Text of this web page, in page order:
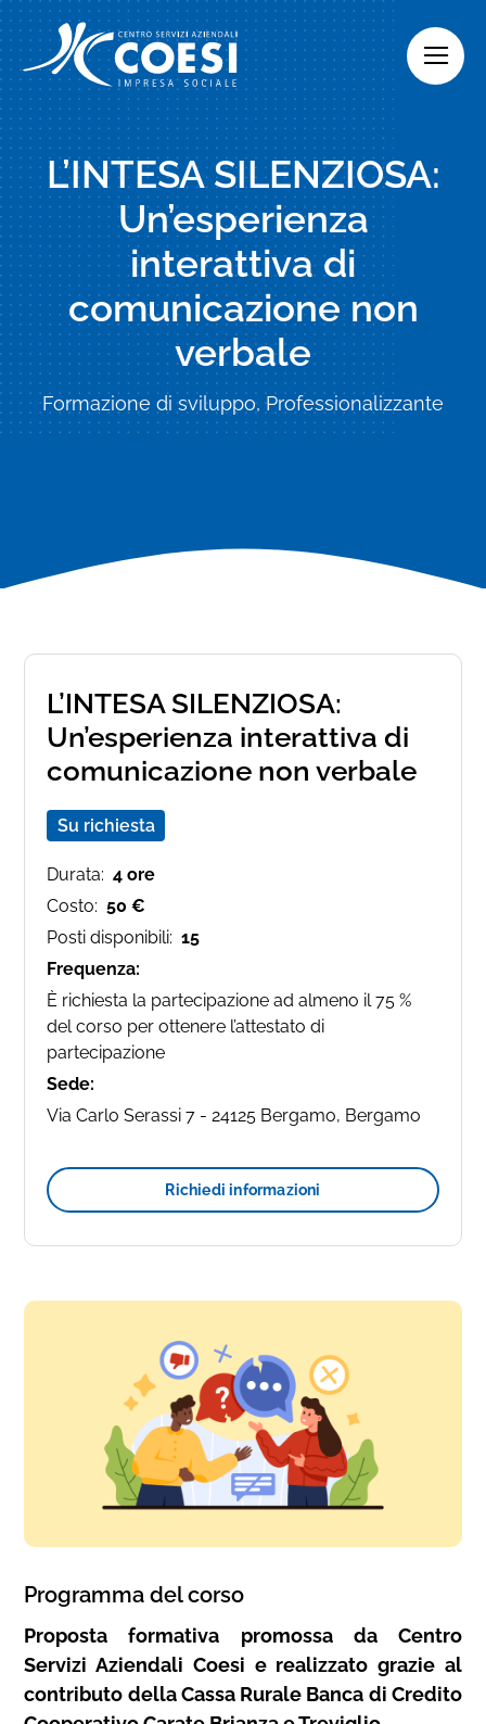
Skip
to
content
L’INTESA SILENZIOSA:
Un’esperienza
interattiva di
comunicazione non
verbale
Formazione di sviluppo, Professionalizzante
Programma del corso
Proposta formativa promossa da Centro
Servizi Aziendali Coesi e realizzato grazie al
contributo della Cassa Rurale Banca di Credito
L’INTESA SILENZIOSA:
Un’esperienza interattiva di
comunicazione non verbale
Su richiesta
Durata: 4 ore
Costo: 50 €
Posti disponibili: 15
Frequenza:
È richiesta la partecipazione ad almeno il 75 %
del corso per ottenere l’attestato di
partecipazione
Sede:
Via Carlo Serassi 7 - 24125 Bergamo, Bergamo
Richiedi informazioni